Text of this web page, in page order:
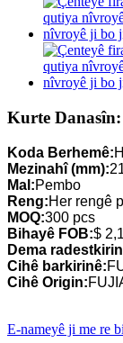
Kurte Danasîn:
Koda Berhemê:
Mezinahî (mm):
Mal:Pembo
Reng:Her rengê
MOQ:300 pcs
Bihayê FOB:$
Dema
Cihê barkirinê:
Cihê Origin:
E-nameyê ji me re